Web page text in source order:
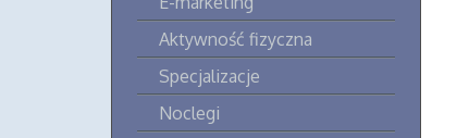
Aktywność fizyczna
Specjalizacje
Noclegi